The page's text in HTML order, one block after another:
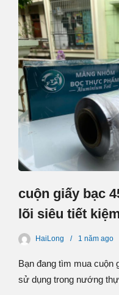
cuộn giấy bạc
lõi siêu tiết
HaiLong 1 năm ago
Bạn đang tìm mua cuộn
sử dụng trong nướng